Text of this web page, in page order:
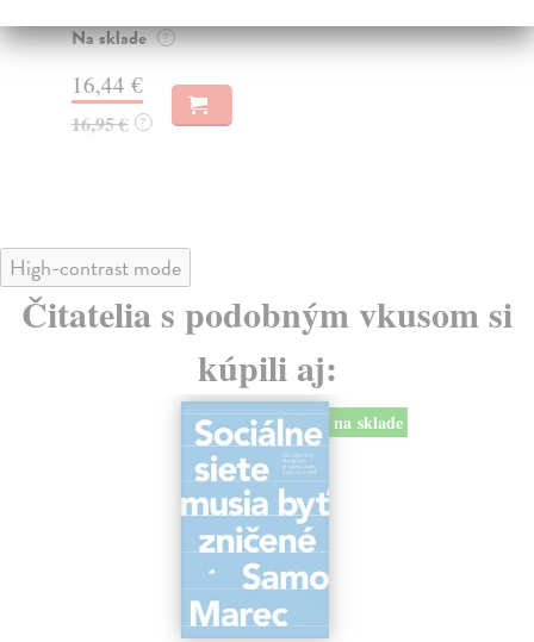
Na sklade ?
16,44 €
16,95 € ?
o
High-contrast mode
Čitatelia s podobným vkusom si
kúpili aj:
na sklade